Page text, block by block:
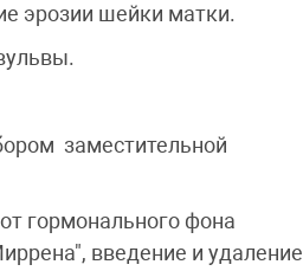
эрозии шейки матки.
заместительной
гормонального фона
введение и удаление